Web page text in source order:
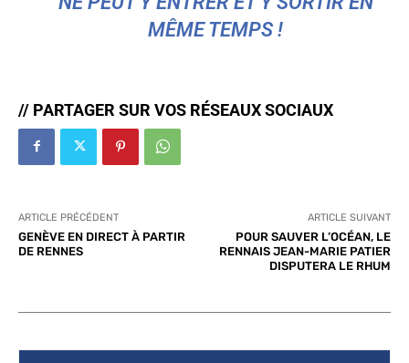
MÊME TEMPS !
// PARTAGER SUR VOS RÉSEAUX SOCIAUX
ARTICLE PRÉCÉDENT
GENÈVE EN DIRECT À PARTIR
DE RENNES
ARTICLE SUIVANT
POUR SAUVER L’OCÉAN, LE
RENNAIS JEAN-MARIE PATIER
DISPUTERA LE RHUM